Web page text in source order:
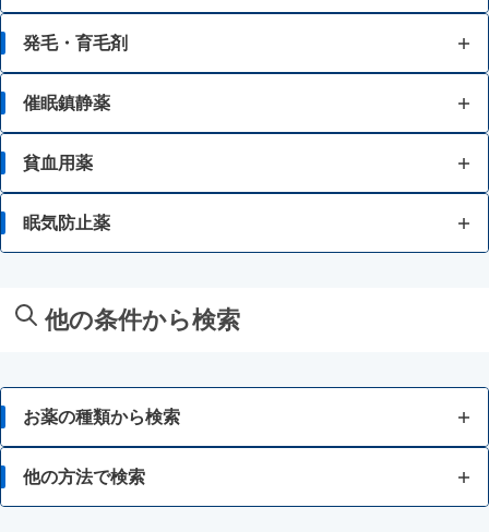
腹部膨満感
あせも
水虫
保湿
きり傷、さし傷
しもやけ
いぼ・たこ・うおのめ
にきび・吹出物
口内炎
目の乾き・コンタクトレンズ装着時の不快感
目のアレルギー（花粉等）
紫外線等による眼炎（雪目など）
結膜炎（はやり目）・ものもらい
肌荒れ
口内炎
骨歯の発育不良・衰え
神経痛、筋肉痛・関節痛
しみ、そばかす
ビタミン不足による目の乾燥
歯ぐきからの出血、鼻血
風邪等での発熱・体力消耗
肌荒れ
胃腸障害
痔の痛み
痔の出血
痔のはれ（炎症）
痔のかゆみ
発毛・育毛剤
壮年性脱毛症
円形脱毛症
フケが原因の脱毛症
眉毛脱毛症・薄毛
催眠鎮静薬
いらいら感・緊張感・興奮感等
一時的な不眠
貧血用薬
貧血
眠気防止薬
倦怠感
他の条件から検索
お薬の種類から検索
かぜ薬
他の方法で検索